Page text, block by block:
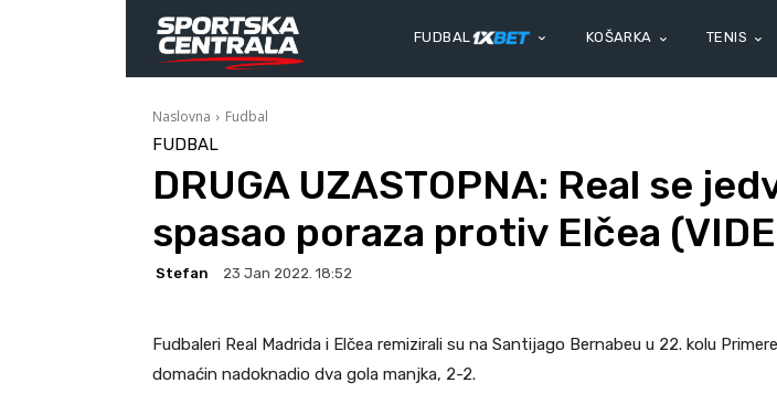
FUDBAL KOŠARKA TENIS
Naslovna Fudbal
FUDBAL
DRUGA UZASTOPNA: Real se
spasao poraza protiv Elčea
Stefan 23 Jan 2022. 18:52
Fudbaleri Real Madrida i Elčea remizirali su na Santijago Bernabeu u 22. kolu
domaćin nadoknadio dva gola manjka, 2-2.